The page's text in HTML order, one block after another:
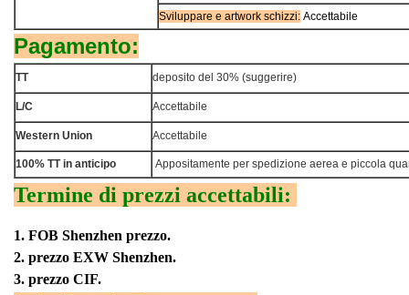
Sviluppare e artwork schizzi: Accettabile
Pagamento:
TT deposito del 30% (suggerire)
L/C Accettabile
Western Union Accettabile
100% TT in anticipo Appositamente per spedizione aerea e piccola
Termine di prezzi accettabili:
1. FOB Shenzhen prezzo.
2. prezzo EXW Shenzhen.
3. prezzo CIF.